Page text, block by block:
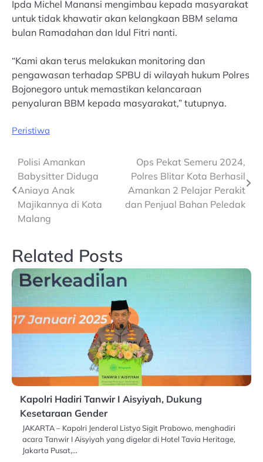
Ipda Michel Manansi mengimbau kepada masyarakat
untuk tidak khawatir akan kelangkaan BBM selama
bulan Ramadahan dan Idul Fitri nanti.
“Kami akan terus melakukan monitoring dan
pengawasan terhadap SPBU di wilayah hukum Polres
Bojonegoro untuk memastikan kelancaraan
penyaluran BBM kepada masyarakat,” tutupnya.
Peristiwa
Post
navigation
Polisi Amankan
Babysitter Diduga
Aniaya Anak
Majikannya di Kota
Malang
Ops Pekat Semeru 2024,
Polres Blitar Kota Berhasil
Amankan 2 Pelajar Perakit
dan Penjual Bahan Peledak
Related Posts
Kapolri Hadiri Tanwir I Aisyiyah, Dukung
Kesetaraan Gender
JAKARTA – Kapolri Jenderal Listyo Sigit Prabowo, menghadiri
acara Tanwir I Aisyiyah yang digelar di Hotel Tavia Heritage,
Jakarta Pusat,…